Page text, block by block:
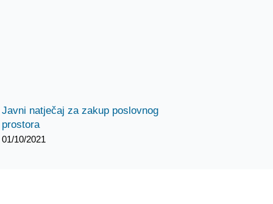
Javni natječaj za zakup poslovnog
prostora
01/10/2021